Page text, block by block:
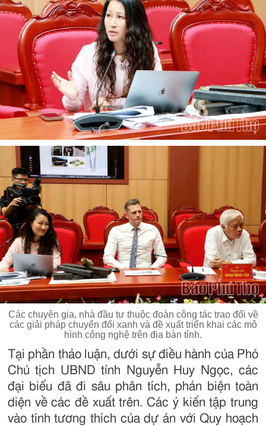
Các chuyên gia, nhà đầu tư thuộc đoàn công tác trao đổi về
các giải pháp chuyển đổi xanh và đề xuất triển khai các mô
hình công nghệ trên địa bàn tỉnh.
Tại phần thảo luận, dưới sự điều hành của Phó
Chủ tịch UBND tỉnh Nguyễn Huy Ngọc, các
đại biểu đã đi sâu phân tích, phản biện toàn
diện về các đề xuất trên. Các ý kiến tập trung
vào tính tương thích của dự án với Quy hoạch